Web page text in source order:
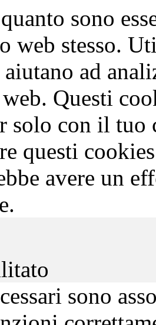
sono
web stesso.
ad
Questi
solo con il tuo
questi
avere un
sono